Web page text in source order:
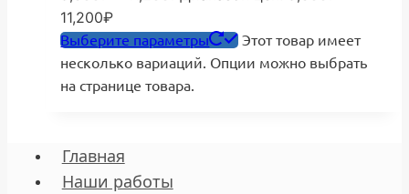
11,200₽
Выберите параметры
Этот товар имеет
несколько вариаций. Опции можно выбрать
на странице товара.
Главная
Наши работы